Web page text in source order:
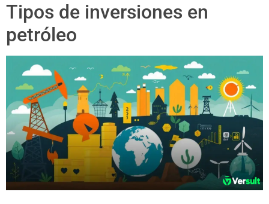
Tipos de inversiones en
petróleo